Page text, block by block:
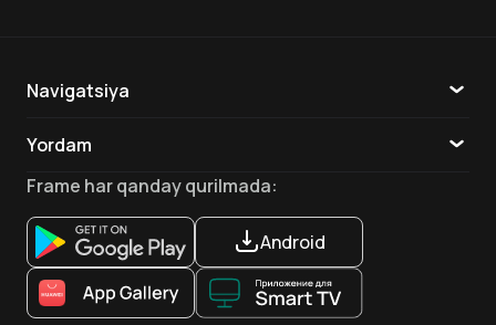
Navigatsiya
Yordam
Aloqa
Ilovalar
Frame har qanday qurilmada:
Android